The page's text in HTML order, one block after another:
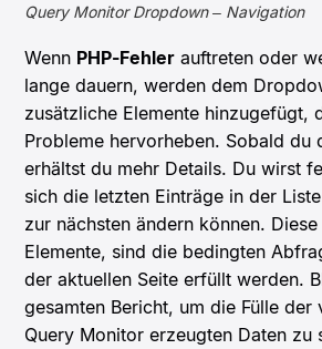
Query Monitor Dropdown – Navigation
Wenn PHP-Fehler auftreten oder
lange dauern, werden dem
zusätzliche Elemente hinzugefügt,
Probleme hervorheben. Sobald du
erhältst du mehr Details. Du wirst
sich die letzten Einträge in der
zur nächsten ändern können.
Elemente, sind die bedingten
der aktuellen Seite erfüllt werden.
gesamten Bericht, um die Fülle der
Query Monitor erzeugten Daten zu